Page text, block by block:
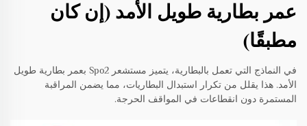
عمر بطارية طويل الأمد (إن كان
مطبقًا)
في النماذج التي تعمل بالبطارية، يتميز مستشعر Spo2 بعمر بطارية طويل
الأمد. هذا يقلل من تكرار استبدال البطاريات، مما يضمن المراقبة
المستمرة دون انقطاعات في المواقف الحرجة.